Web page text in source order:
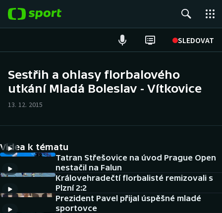
SLEDOVAT
Hokej
Cyklistika
DALŠÍ SPORTY
Americký fotbal
NEPŘEHLÉDNĚTE
Sestřih a ohlasy florbalového
utkání Mladá Boleslav - Vítkovice
13. 12. 2015
Videa k tématu
Tatran Střešovice na úvod Prague Open
nestačil na Falun
Královehradečtí florbalisté remizovali s
Plzní 2:2
Prezident Pavel přijal úspěšné mladé
sportovce